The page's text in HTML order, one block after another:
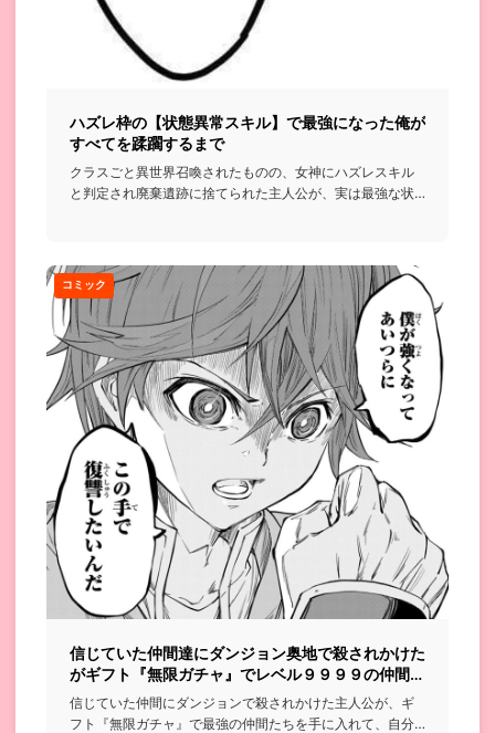
ハズレ枠の【状態異常スキル】で最強になった俺が
すべてを蹂躙するまで
クラスごと異世界召喚されたものの、女神にハズレスキル
と判定され廃棄遺跡に捨てられた主人公が、実は最強な状
コミック
信じていた仲間達にダンジョン奥地で殺されかけた
がギフト『無限ガチャ』でレベル９９９９の仲間達
を手に入れて元パーティーメンバーと世界に復讐＆
『ざまぁ！』します！
信じていた仲間にダンジョンで殺されかけた主人公が、ギ
フト『無限ガチャ』で最強の仲間たちを手に入れて、自分